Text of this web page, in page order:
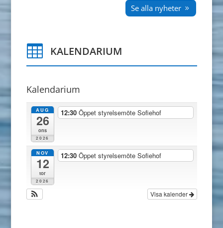
Se alla nyheter
 KALENDARIUM
Kalendarium
AUG
26
ons
2026
12:30 Öppet styrelsemöte Sofiehof
NOV
12
tor
2026
12:30 Öppet styrelsemöte Sofiehof
Visa kalender